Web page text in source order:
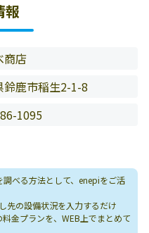
報
商店
鈴鹿市稲生2-1-8
1095
べる方法として、enepiをご活
先の設備状況を入力するだけ
金プランを、WEB上でまとめて